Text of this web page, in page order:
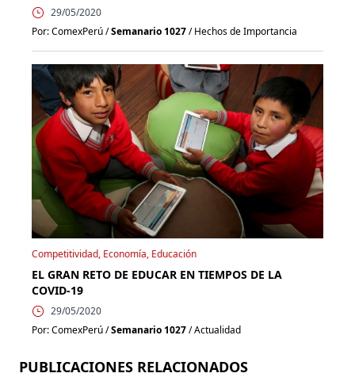
29/05/2020
Por: ComexPerú /Semanario 1027/ Hechos de Importancia
Competitividad, Economía, Educación
EL GRAN RETO DE EDUCAR EN TIEMPOS DE LA
COVID-19
29/05/2020
Por: ComexPerú /Semanario 1027/ Actualidad
PUBLICACIONES RELACIONADOS